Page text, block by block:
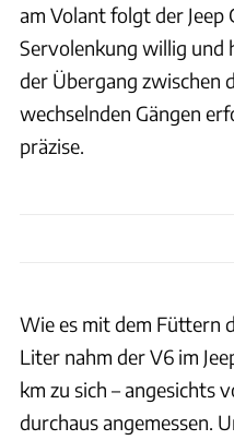
am Volant folgt der Jeep
Servolenkung willig und
der Übergang zwischen
wechselnden Gängen
präzise.
Wie es mit dem Füttern
Liter nahm der V6 im
km zu sich – angesichts
durchaus angemessen.